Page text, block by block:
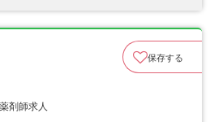
保存する
剤師求人